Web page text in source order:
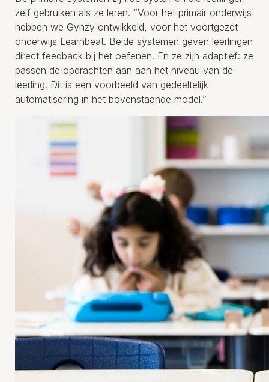
zelf gebruiken als ze leren. “Voor het primair onderwijs
hebben we Gynzy ontwikkeld, voor het voortgezet
onderwijs Learnbeat. Beide systemen geven leerlingen
direct feedback bij het oefenen. En ze zijn adaptief: ze
passen de opdrachten aan aan het niveau van de
leerling. Dit is een voorbeeld van gedeeltelijk
automatisering in het bovenstaande model.”